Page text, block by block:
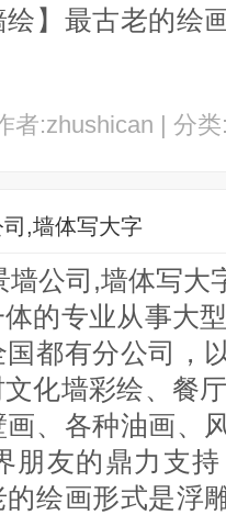
】最古老的绘
者:zhushican | 分
,墙体写大字
墙公司,墙体写大
的专业从事大
都有分公司，
化墙彩绘、餐
、各种油画、
朋友的鼎力支
的绘画形式是浮